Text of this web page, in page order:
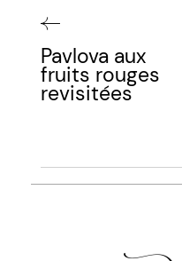
Pavlova aux
fruits rouges
revisitées